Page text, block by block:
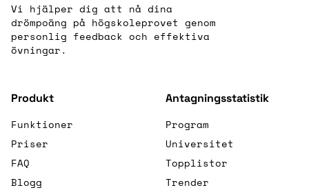
Vi hjälper dig att nå dina
drömpoäng på högskoleprovet genom
personlig feedback och effektiva
övningar.
Produkt
Funktioner
Priser
FAQ
Blogg
Antagningsstatistik
Program
Universitet
Topplistor
Trender